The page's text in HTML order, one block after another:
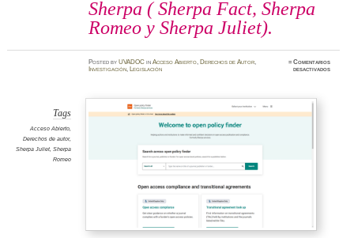
Sherpa ( Sherpa Fact, Sherpa
Romeo y Sherpa Juliet).
PostedbyUVADOC inAcceso Abierto, Derechos de Autor,
Investigación, Legislación
≈Comentarios
desactivadosen
Tags
Acceso Abierto,
Derechos de autor,
Sherpa Juliet, Sherpa
Romeo